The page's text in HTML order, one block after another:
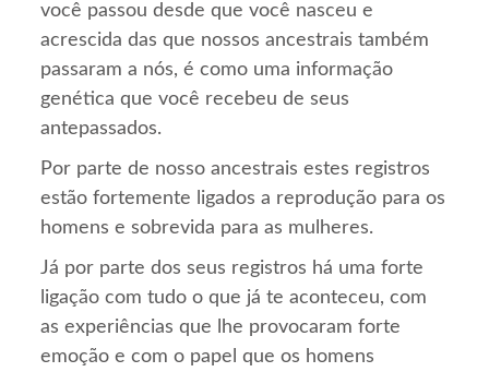
você passou desde que você nasceu e
acrescida das que nossos ancestrais também
passaram a nós, é como uma informação
genética que você recebeu de seus
antepassados.
Por parte de nosso ancestrais estes registros
estão fortemente ligados a reprodução para os
homens e sobrevida para as mulheres.
Já por parte dos seus registros há uma forte
ligação com tudo o que já te aconteceu, com
as experiências que lhe provocaram forte
emoção e com o papel que os homens